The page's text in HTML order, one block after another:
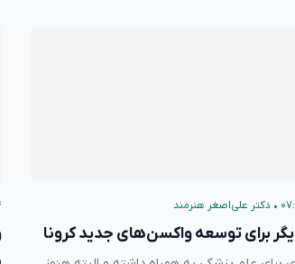
• دکتر علی‌اصغر هنرمند